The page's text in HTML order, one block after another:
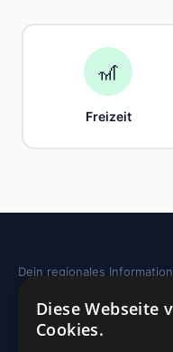
🎢
Freizeit
Dein regionales
Sehenswürdigkeiten,
deiner Region.
Diese Webseite
Cookies.